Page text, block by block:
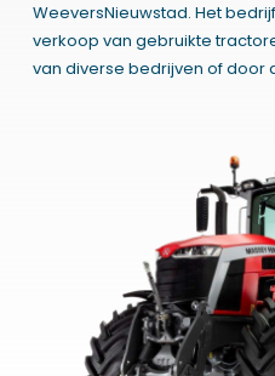
WeeversNieuwstad. Het
verkoop van gebruikte
van diverse bedrijven of door